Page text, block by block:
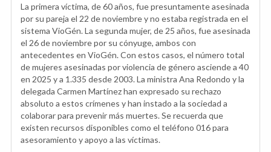
La primera víctima, de 60 años, fue presuntamente asesinada
por su pareja el 22 de noviembre y no estaba registrada en el
sistema VioGén. La segunda mujer, de 25 años, fue asesinada
el 26 de noviembre por su cónyuge, ambos con
antecedentes en VioGén. Con estos casos, el número total
de mujeres asesinadas por violencia de género asciende a 40
en 2025 y a 1.335 desde 2003. La ministra Ana Redondo y la
delegada Carmen Martínez han expresado su rechazo
absoluto a estos crímenes y han instado a la sociedad a
colaborar para prevenir más muertes. Se recuerda que
existen recursos disponibles como el teléfono 016 para
asesoramiento y apoyo a las víctimas.